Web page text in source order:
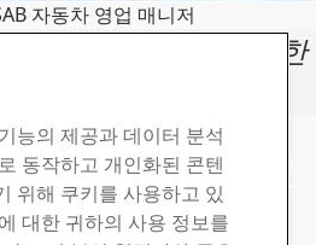
자동차 영업 매니저
의 사용성 한계에 대한
사항이 있으
십시오
능의 제공과 데이터 분석
동작하고 개인화된 콘텐
위해 쿠키를 사용하고 있
대한 귀하의 사용 정보를